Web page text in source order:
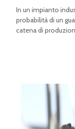
In un impianto
probabilità di un
catena di